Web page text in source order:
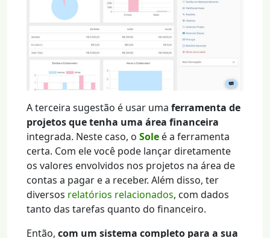
A terceira sugestão é usar uma ferramenta de
projetos que tenha uma área financeira
integrada. Neste caso, o Sole é a ferramenta
certa. Com ele você pode lançar diretamente
os valores envolvidos nos projetos na área de
contas a pagar e a receber. Além disso, ter
diversos relatórios relacionados, com dados
tanto das tarefas quanto do financeiro.
Então, com um sistema completo para a sua